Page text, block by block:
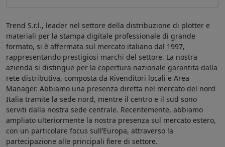
Trend S.r.l., leader nel settore della distribuzione di plotter e
materiali per la stampa digitale professionale di grande
formato, si è affermata sul mercato italiano dal 1997,
rappresentando prestigiosi marchi del settore. La nostra
azienda si distingue per la copertura nazionale garantita dalla
rete distributiva, composta da Rivenditori locali e Area
Manager. Abbiamo una presenza diretta nel mercato del nord
Italia tramite la sede nord, mentre il centro e il sud sono
serviti dalla nostra sede centrale. Recentemente, abbiamo
ampliato ulteriormente la nostra presenza sul mercato estero,
con un particolare focus sull’Europa, attraverso la
partecipazione alle principali fiere di settore.